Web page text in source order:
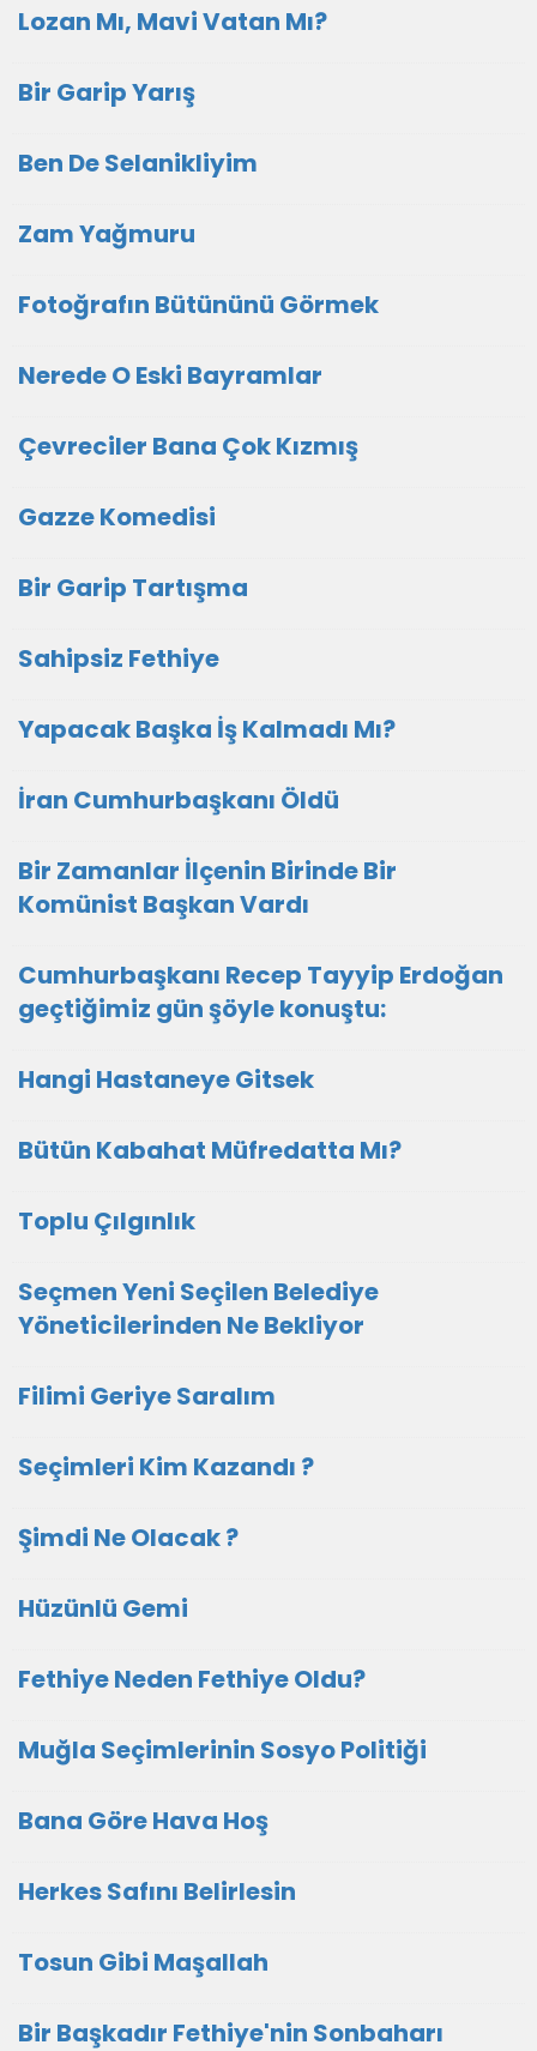
Lozan Mı, Mavi Vatan Mı?
Bir Garip Yarış
Ben De Selanikliyim
Zam Yağmuru
Fotoğrafın Bütününü Görmek
Nerede O Eski Bayramlar
Çevreciler Bana Çok Kızmış
Gazze Komedisi
Bir Garip Tartışma
Sahipsiz Fethiye
Yapacak Başka İş Kalmadı Mı?
İran Cumhurbaşkanı Öldü
Bir Zamanlar İlçenin Birinde Bir
Komünist Başkan Vardı
Cumhurbaşkanı Recep Tayyip Erdoğan
geçtiğimiz gün şöyle konuştu:
Hangi Hastaneye Gitsek
Bütün Kabahat Müfredatta Mı?
Toplu Çılgınlık
Seçmen Yeni Seçilen Belediye
Yöneticilerinden Ne Bekliyor
Filimi Geriye Saralım
Seçimleri Kim Kazandı ?
Şimdi Ne Olacak ?
Hüzünlü Gemi
Fethiye Neden Fethiye Oldu?
Muğla Seçimlerinin Sosyo Politiği
Bana Göre Hava Hoş
Herkes Safını Belirlesin
Tosun Gibi Maşallah
Bir Başkadır Fethiye'nin Sonbaharı